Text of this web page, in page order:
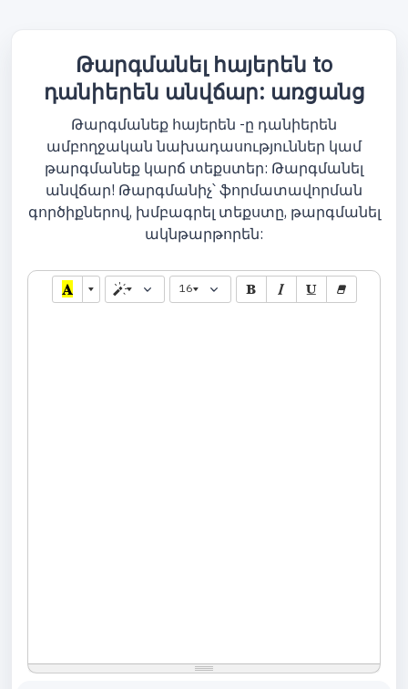
Թարգմանել հայերեն to
դանիերեն անվճար: առցանց
Թարգմանեք հայերեն -ը դանիերեն
ամբողջական նախադասություններ կամ
թարգմանեք կարճ տեքստեր: Թարգմանել
անվճար! Թարգմանիչ՝ ֆորմատավորման
գործիքներով, խմբագրել տեքստը, թարգմանել
ակնթարթորեն:
16